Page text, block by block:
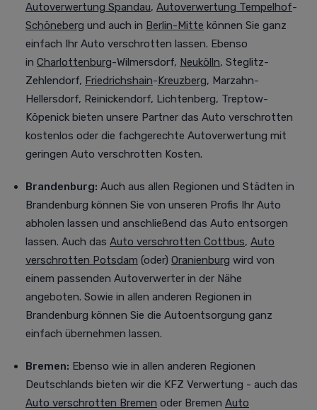
Autoverwertung Spandau, Autoverwertung Tempelhof-
Schöneberg und auch in Berlin-Mitte können Sie ganz
einfach Ihr Auto verschrotten lassen. Ebenso
in Charlottenburg-Wilmersdorf, Neukölln, Steglitz-
Zehlendorf, Friedrichshain-Kreuzberg, Marzahn-
Hellersdorf, Reinickendorf, Lichtenberg, Treptow-
Köpenick bieten unsere Partner das Auto verschrotten
kostenlos oder die fachgerechte Autoverwertung mit
geringen Auto verschrotten Kosten.
Brandenburg: Auch aus allen Regionen und Städten in
Brandenburg können Sie von unseren Profis Ihr Auto
abholen lassen und anschließend das Auto entsorgen
lassen. Auch das Auto verschrotten Cottbus, Auto
verschrotten Potsdam (oder) Oranienburg wird von
einem passenden Autoverwerter in der Nähe
angeboten. Sowie in allen anderen Regionen in
Brandenburg können Sie die Autoentsorgung ganz
einfach übernehmen lassen.
Bremen: Ebenso wie in allen anderen Regionen
Deutschlands bieten wir die KFZ Verwertung - auch das
Auto verschrotten Bremen oder Bremen Auto